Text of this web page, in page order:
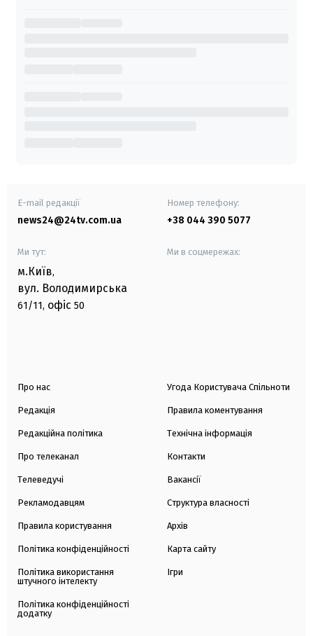
E-mail редакції
news24@24tv.com.ua
Номер телефону:
+38 044 390 5077
Ми тут:
м.Київ,
вул. Володимирська
61/11, офіс 50
Ми в соцмережах:
Про нас
Редакція
Редакційна політика
Про телеканал
Телеведучі
Рекламодавцям
Правила користування
Політика конфіденційності
Політика використання
штучного інтелекту
Політика конфіденційності
додатку
Угода Користувача Спільноти
Правила коментування
Технічна інформація
Контакти
Вакансії
Структура власності
Архів
Карта сайту
Ігри